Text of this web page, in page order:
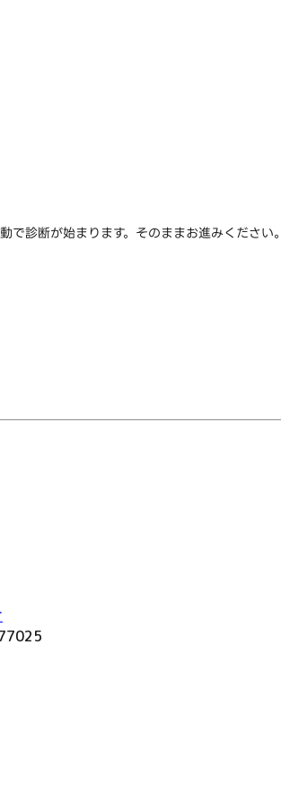
で診断が始まります。そのままお進みください。